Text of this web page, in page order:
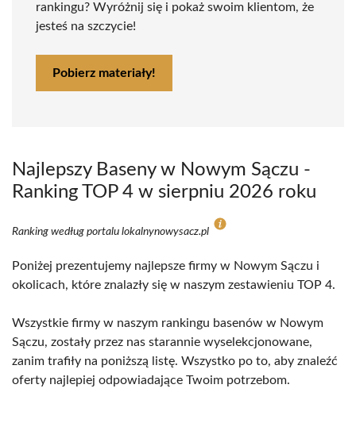
rankingu? Wyróżnij się i pokaż swoim klientom, że
jesteś na szczycie!
Pobierz materiały!
Najlepszy Baseny w Nowym Sączu -
Ranking TOP 4 w sierpniu 2026 roku
Ranking według portalu lokalnynowysacz.pl
Poniżej prezentujemy najlepsze firmy w Nowym Sączu i
okolicach, które znalazły się w naszym zestawieniu TOP 4.
Wszystkie firmy w naszym rankingu basenów w Nowym
Sączu, zostały przez nas starannie wyselekcjonowane,
zanim trafiły na poniższą listę. Wszystko po to, aby znaleźć
oferty najlepiej odpowiadające Twoim potrzebom.